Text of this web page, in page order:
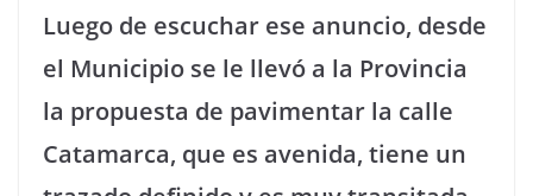
Luego de escuchar ese anuncio, desde
el Municipio se le llevó a la Provincia
la propuesta de pavimentar la calle
Catamarca, que es avenida, tiene un